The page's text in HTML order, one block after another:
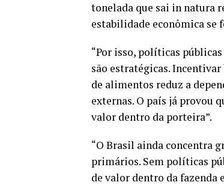
tonelada que sai in natura
estabilidade econômica se
“Por isso, políticas
são estratégicas.
de alimentos reduz a
externas. O país já provou
valor dentro da porteira”.
“O Brasil ainda concentra
primários. Sem políticas
de valor dentro da fazenda